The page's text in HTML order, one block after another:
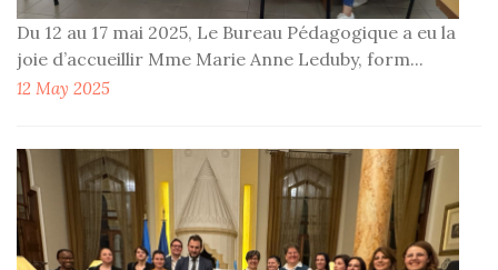
Du 12 au 17 mai 2025, Le Bureau Pédagogique a eu la
joie d’accueillir Mme Marie Anne Leduby, form...
12 May 2025